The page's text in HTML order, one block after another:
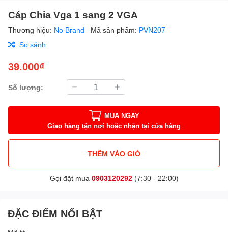
Cáp Chia Vga 1 sang 2 VGA
Thương hiệu: No Brand Mã sản phẩm: PVN207
So sánh
39.000₫
Số lượng:
MUA NGAY
Giao hàng tận nơi hoặc nhận tại cửa hàng
THÊM VÀO GIỎ
Gọi đặt mua 0903120292(7:30 - 22:00)
ĐẶC ĐIỂM NỔI BẬT